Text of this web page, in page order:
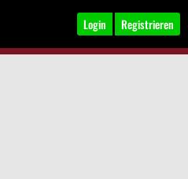
Login Registrieren